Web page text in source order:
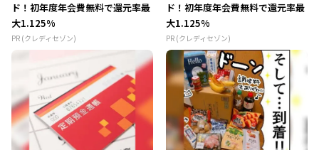
ド！初年度年会費無料で還元率最
大1.125%
PR (クレディセゾン)
ド！初年度年会費無料で還元率最
大1.125%
PR (クレディセゾン)